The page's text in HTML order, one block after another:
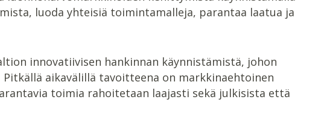
luoda yhteisiä toimintamalleja, parantaa laatua ja
innovatiivisen hankinnan käynnistämistä, johon
aikavälillä tavoitteena on markkinaehtoinen
toimia rahoitetaan laajasti sekä julkisista että